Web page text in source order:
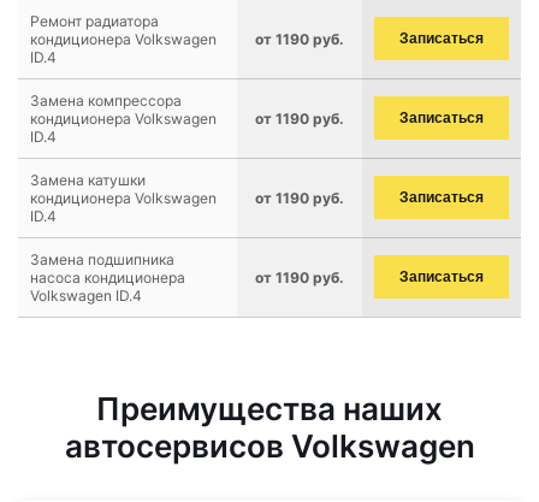
Ремонт радиатора
кондиционера Volkswagen
ID.4
от 1190 руб. Записаться
Замена компрессора
кондиционера Volkswagen
ID.4
от 1190 руб. Записаться
Замена катушки
кондиционера Volkswagen
ID.4
от 1190 руб. Записаться
Замена подшипника
насоса кондиционера
Volkswagen ID.4
от 1190 руб. Записаться
Преимущества наших
автосервисов Volkswagen